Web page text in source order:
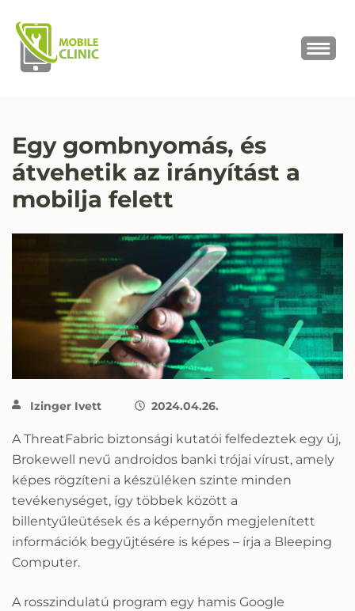
Egy gombnyomás, és
átvehetik az irányítást a
mobilja felett
Izinger Ivett 2024.04.26.
A ThreatFabric biztonsági kutatói felfedeztek egy új,
Brokewell nevű androidos banki trójai vírust, amely
képes rögzíteni a készüléken szinte minden
tevékenységet, így többek között a
billentyűleütések és a képernyőn megjelenített
információk begyűjtésére is képes – írja a Bleeping
Computer.
A rosszindulatú program egy hamis Google